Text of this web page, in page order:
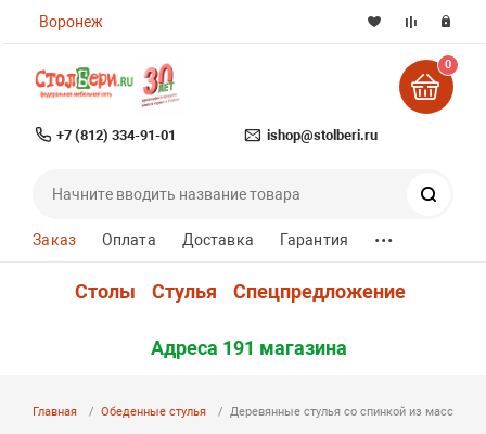
Воронеж
+7 (812) 334-91-01 ishop@stolberi.ru
0
Заказ Оплата Доставка Гарантия ...
Столы Стулья Спецпредложение
Адреса 191 магазина
Главная Обеденные стулья Деревянные стулья со спинкой из массива